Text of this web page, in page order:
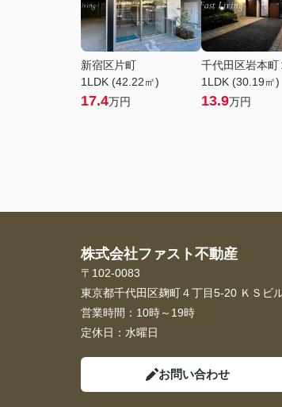
新宿区片町
1LDK (42.22㎡)
17.4万円
千代田区岩本町
1LDK (30.19㎡)
13.9万円
株式会社ファスト不動産
〒102-0083
東京都千代田区麹町４丁目5-20 ＫＳビ
営業時間： 10時～19時
定休日： 水曜日
お問い合わせ